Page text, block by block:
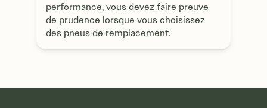
performance, vous devez faire preuve
de prudence lorsque vous choisissez
des pneus de remplacement.